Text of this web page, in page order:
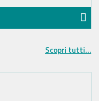
Scopri tutti...